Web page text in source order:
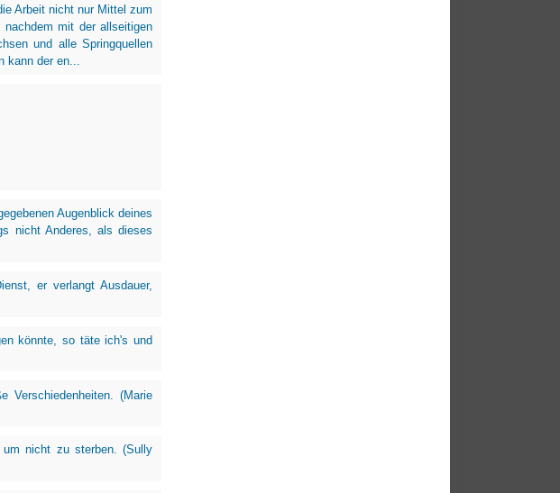
Arbeit nicht nur Mittel zum
nachdem mit der allseitigen
und alle Springquellen
der en...
Augenblick deines
nicht Anderes, als dieses
er verlangt Ausdauer,
könnte, so täte ich's und
Verschiedenheiten. (Marie
nicht zu sterben. (Sully